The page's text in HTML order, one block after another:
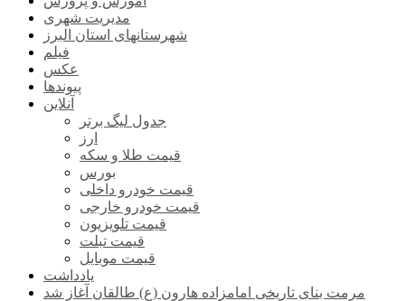
مدیریت شهری
شهرستانهای استان البرز
فیلم
عکس
پیوندها
آنلاین
جدول لیگ برتر
ارز
قیمت طلا و سکه
بورس
قیمت خودرو داخلی
قیمت خودرو خارجی
قیمت تلویزیون
قیمت تبلت
قیمت موبایل
یادداشت
مرمت بنای تاریخی امامزاده هارون (ع) طالقان آغاز شد